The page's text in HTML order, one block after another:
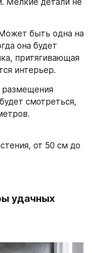
Мелкие детали не
быть одна на
она будет
притягивающая
интерьер.
размещения
смотреться,
от 50 см до
удачных